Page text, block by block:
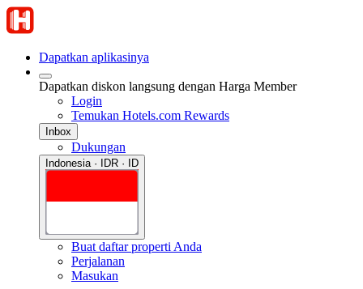
Dapatkan aplikasinya
Dapatkan diskon langsung dengan Harga Member
Login
Temukan Hotels.com Rewards
Inbox
Dukungan
Indonesia · IDR · ID
Buat daftar properti Anda
Perjalanan
Masukan